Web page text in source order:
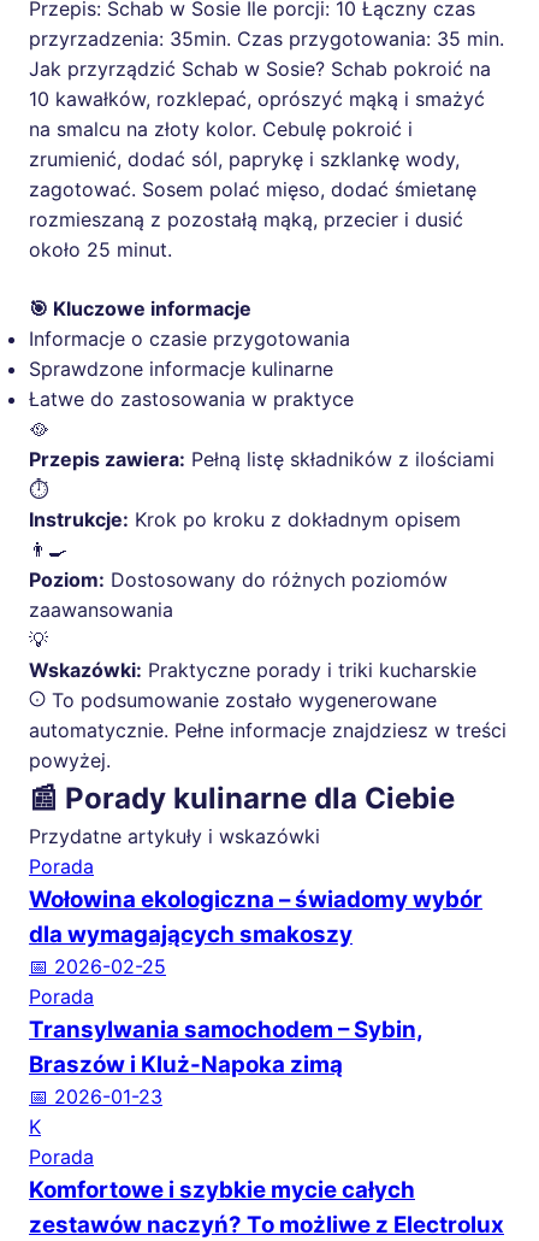
Przepis: Schab w Sosie Ile porcji: 10 Łączny czas
przyrzadzenia: 35min. Czas przygotowania: 35 min.
Jak przyrządzić Schab w Sosie? Schab pokroić na
10 kawałków, rozklepać, oprószyć mąką i smażyć
na smalcu na złoty kolor. Cebulę pokroić i
zrumienić, dodać sól, paprykę i szklankę wody,
zagotować. Sosem polać mięso, dodać śmietanę
rozmieszaną z pozostałą mąką, przecier i dusić
około 25 minut.
🎯 Kluczowe informacje
Informacje o czasie przygotowania
Sprawdzone informacje kulinarne
Łatwe do zastosowania w praktyce
🥘
Przepis zawiera: Pełną listę składników z ilościami
⏱️
Instrukcje: Krok po kroku z dokładnym opisem
👨‍🍳
Poziom: Dostosowany do różnych poziomów
zaawansowania
💡
Wskazówki: Praktyczne porady i triki kucharskie
To podsumowanie zostało wygenerowane
automatycznie. Pełne informacje znajdziesz w treści
powyżej.
📰 Porady kulinarne dla Ciebie
Przydatne artykuły i wskazówki
Porada
Wołowina ekologiczna – świadomy wybór
dla wymagających smakoszy
📅 2026-02-25
Porada
Transylwania samochodem – Sybin,
Braszów i Kluż-Napoka zimą
📅 2026-01-23
K
Porada
Komfortowe i szybkie mycie całych
zestawów naczyń? To możliwe z Electrolux